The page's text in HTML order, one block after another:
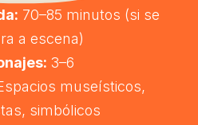
70–85 minutos (si se
a escena)
3–6
museísticos,
simbólicos